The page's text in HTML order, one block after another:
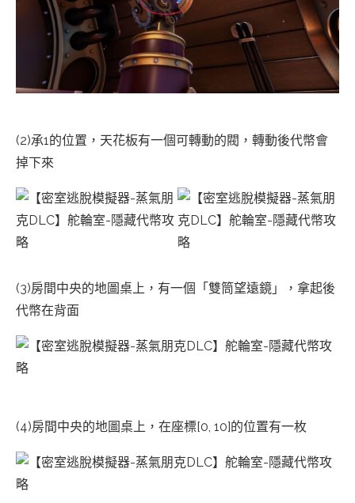
(2)承1的位置，天花板有一個可轉動的閥，轉動後代幣會
掉下來
(3)房間中央的地圖桌上，有一個「雙筒望遠鏡」，拿起後
代幣在背面
(4)房間中央的地圖桌上，在座標[0, 10]的位置有一枚